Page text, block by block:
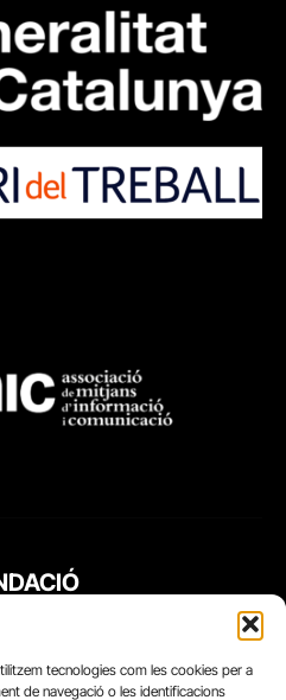
tecnologies com les cookies per a
de navegació o les identificacions